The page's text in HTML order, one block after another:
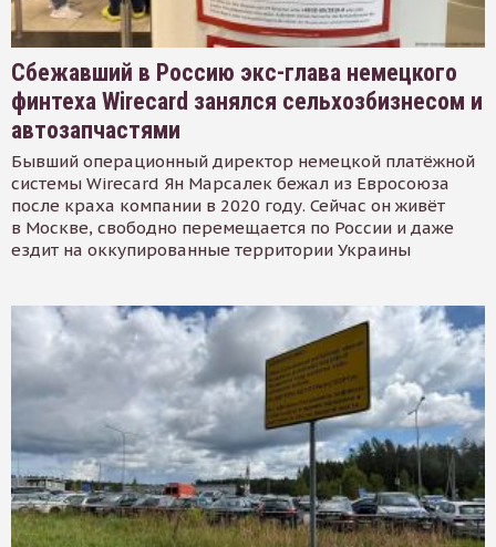
Сбежавший в Россию экс-глава немецкого
финтеха Wirecard занялся сельхозбизнесом и
автозапчастями
Бывший операционный директор немецкой платёжной
системы Wirecard Ян Марсалек бежал из Евросоюза
после краха компании в 2020 году. Сейчас он живёт
в Москве, свободно перемещается по России и даже
ездит на оккупированные территории Украины